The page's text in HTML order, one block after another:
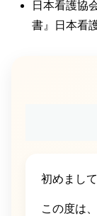
日本看護協
書』日本看
初めまして
この度は